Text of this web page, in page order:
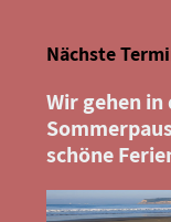
Nächste
Wir gehen
schöne